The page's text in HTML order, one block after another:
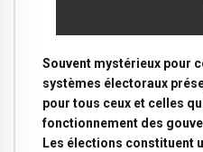
Souvent mystérieux pour
systèmes électoraux
pour tous ceux et celles
fonctionnement des
Les élections constituent